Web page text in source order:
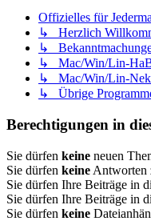
Offizielles für
↳ Herzlich
↳
↳ Mac/Win/Lin-
↳ Mac/Win/Lin-
↳ Übrige
Berechtigungen in
Sie dürfen keine neuen
Sie dürfen keine Antworten
Sie dürfen Ihre Beiträge in
Sie dürfen Ihre Beiträge in
Sie dürfen keine